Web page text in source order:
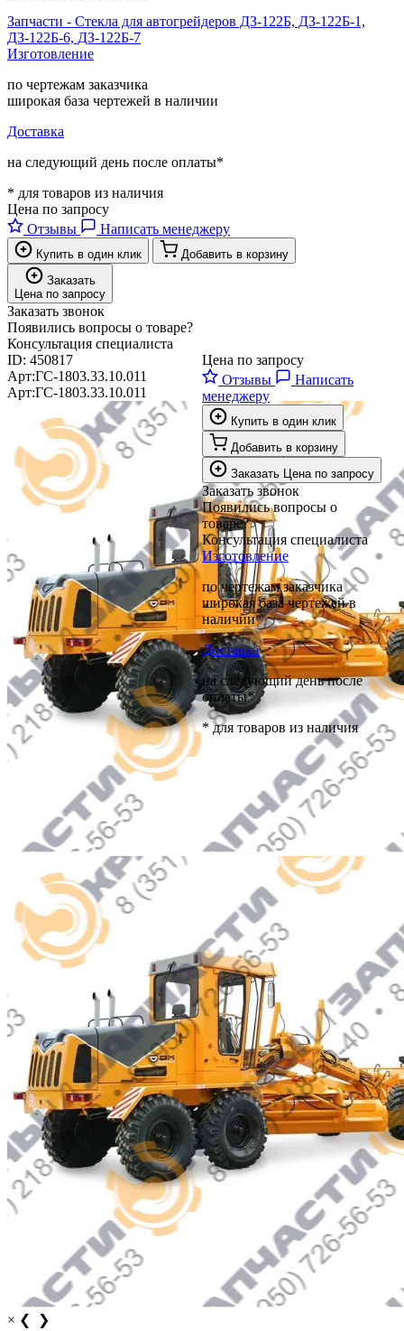
Запчасти - Стекла для автогрейдеров ДЗ-122Б, ДЗ-122Б-1,
ДЗ-122Б-6, ДЗ-122Б-7
Изготовление
по чертежам заказчика
широкая база чертежей в наличии
Доставка
на следующий день после оплаты*
* для товаров из наличия
Цена по запросу
Отзывы
Написать менеджеру
Купить в один клик
Добавить в корзину
Заказать
Цена по запросу
Заказать звонок
Появились вопросы о товаре?
Консультация специалиста
ID: 450817
Арт:ГС-1803.33.10.011
Арт:ГС-1803.33.10.011
× ❮ ❯
Цена по запросу
Отзывы
Написать
менеджеру
Купить в один клик
Добавить в корзину
Заказать Цена по запросу
Заказать звонок
Появились вопросы о
товаре?
Консультация специалиста
Изготовление
по чертежам заказчика
широкая база чертежей в
наличии
Доставка
на следующий день после
оплаты*
* для товаров из наличия